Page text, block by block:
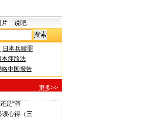
片 说吧
日本兵赎罪
本瘦脸法
略中国报告
更多>>
是“演
读心得（三